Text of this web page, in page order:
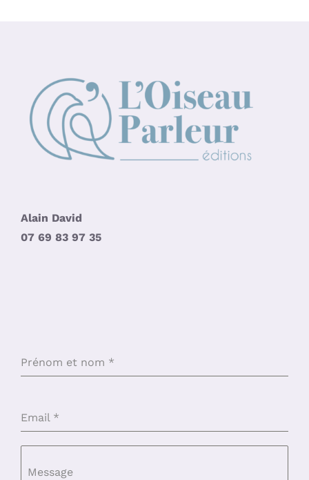
Alain David
07 69 83 97 35
Prénom et nom *
Email *
Message